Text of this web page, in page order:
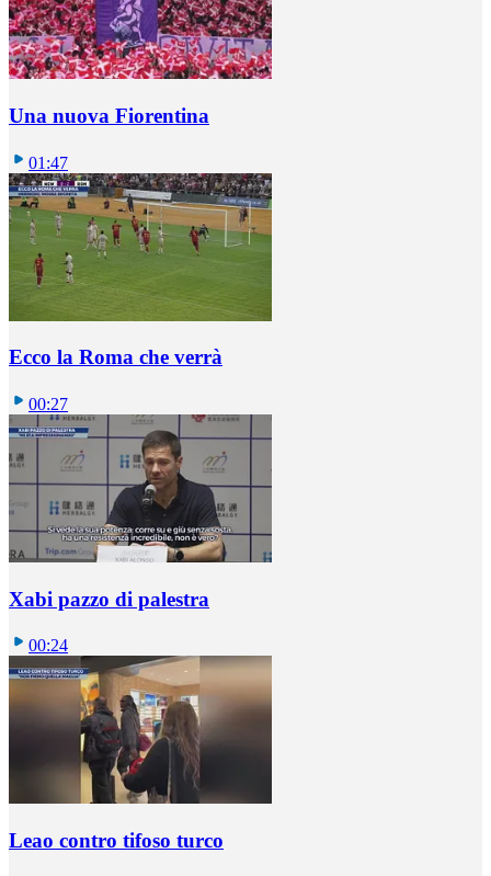
Una nuova Fiorentina
01:47
Ecco la Roma che verrà
00:27
Xabi pazzo di palestra
00:24
Leao contro tifoso turco